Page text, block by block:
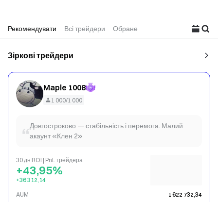
Рекомендувати Всі трейдери Обране
Зіркові трейдери
Maple 1008
1 000/1 000
Довгостроково — стабільність і перемога. Малий
акаунт «Клен 2»
30 дн ROI | PnL трейдера
+43,95%
+36 312,14
AUM
1 622 732,34